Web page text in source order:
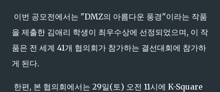
이번 공모전에서는 "DMZ의 아름다운 풍경"이라는 작품
을 제출한 김애리 학생이 최우수상에 선정되었으며, 이 작
품은 전 세계 41개 협의회가 참가하는 결선대회에 참가하
게 된다.
한편, 본 협의회에서는 29일(토) 오전 11시에 K-Square